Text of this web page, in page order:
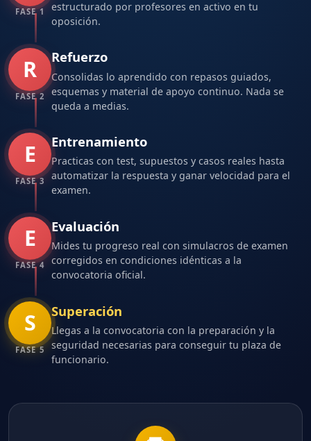
FASE 1
estructurado por profesores en activo en tu
oposición.
R
FASE 2
Refuerzo
Consolidas lo aprendido con repasos guiados,
esquemas y material de apoyo continuo. Nada se
queda a medias.
E
FASE 3
Entrenamiento
Practicas con test, supuestos y casos reales hasta
automatizar la respuesta y ganar velocidad para el
examen.
E
FASE 4
Evaluación
Mides tu progreso real con simulacros de examen
corregidos en condiciones idénticas a la
convocatoria oficial.
S
FASE 5
Superación
Llegas a la convocatoria con la preparación y la
seguridad necesarias para conseguir tu plaza de
funcionario.